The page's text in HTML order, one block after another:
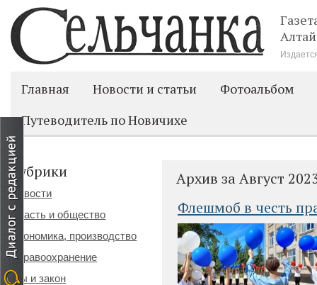
Главная Новости и статьи
Фотоальбом
Путеводитель по Новичихе
Архив за Август
Флешмоб в честь
Рубрики
Новости
Власть и общество
Экономика, производство
Здравоохранение
Мы и закон